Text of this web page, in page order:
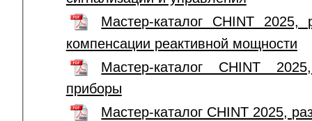
Мастер-каталог CHINT
компенсации реактивной мощности
Мастер-каталог CHINT
приборы
Мастер-каталог CHINT 2025,